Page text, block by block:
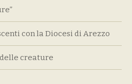
con la Diocesi di Arezzo
creature